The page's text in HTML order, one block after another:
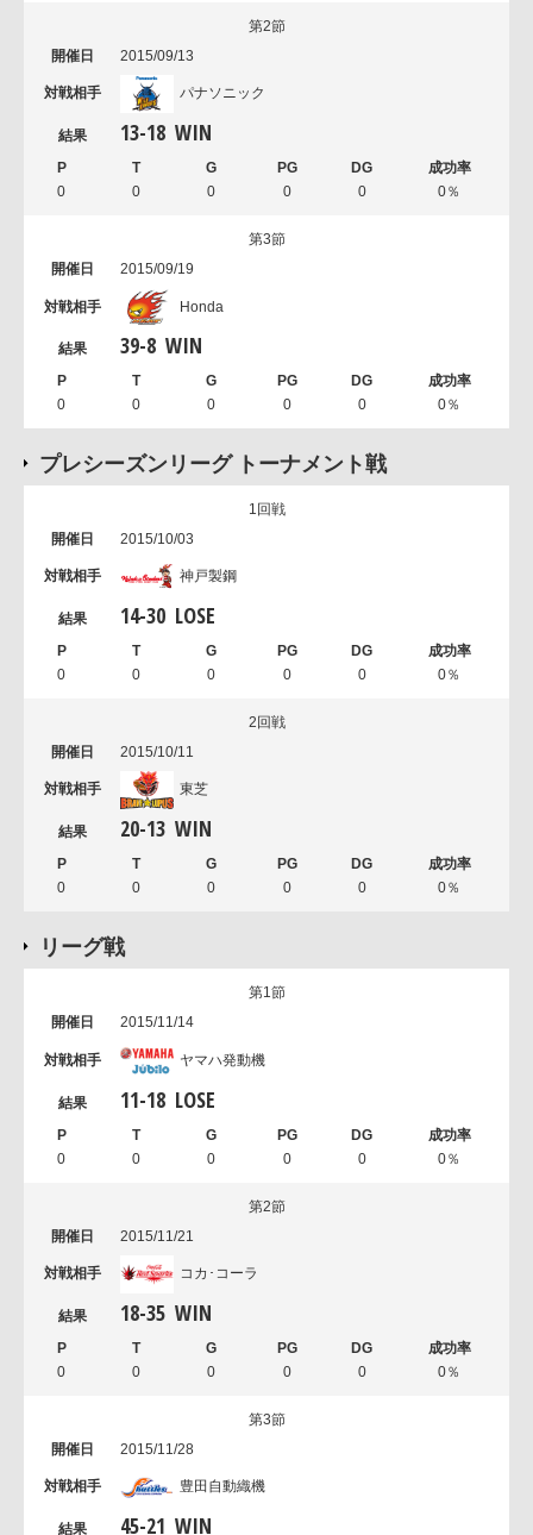
第2節
2015/09/13
パナソニック
13-18 WIN
0 0 0 0 0 0％
第3節
2015/09/19
Honda
39-8 WIN
0 0 0 0 0 0％
プレシーズンリーグ トーナメント戦
1回戦
2015/10/03
神戸製鋼
14-30 LOSE
0 0 0 0 0 0％
2回戦
2015/10/11
東芝
20-13 WIN
0 0 0 0 0 0％
リーグ戦
第1節
2015/11/14
ヤマハ発動機
11-18 LOSE
0 0 0 0 0 0％
第2節
2015/11/21
コカ･コーラ
18-35 WIN
0 0 0 0 0 0％
第3節
2015/11/28
豊田自動織機
45-21 WIN